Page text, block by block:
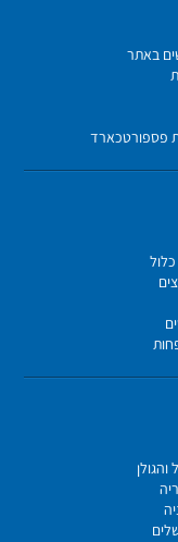
באתר
פספורטכארד
והגולן